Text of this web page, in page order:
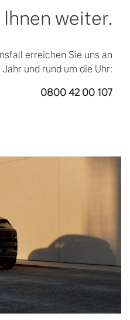
weiter.
erreichen Sie uns an
und rund um die Uhr:
0800 42 00 107